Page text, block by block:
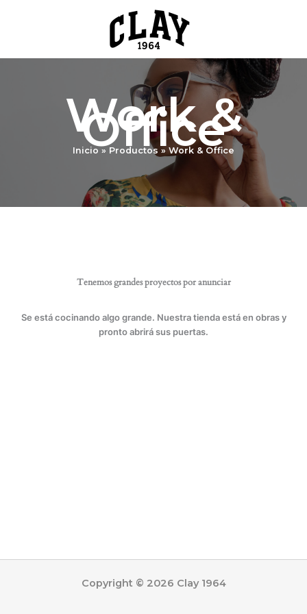
Work &
Office
Inicio Productos Work & Office
Tenemos grandes proyectos por anunciar
Se está cocinando algo grande. Nuestra tienda está en obras y
pronto abrirá sus puertas.
Copyright © 2026 Clay 1964